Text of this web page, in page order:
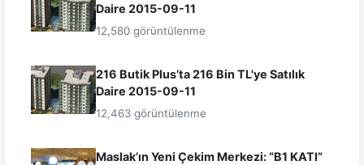
Daire 2015-09-11
12,580 görüntülenme
216 Butik Plus’ta 216 Bin TL'ye Satılık
Daire 2015-09-11
12,463 görüntülenme
Maslak’ın Yeni Çekim Merkezi: “B1 KATI”